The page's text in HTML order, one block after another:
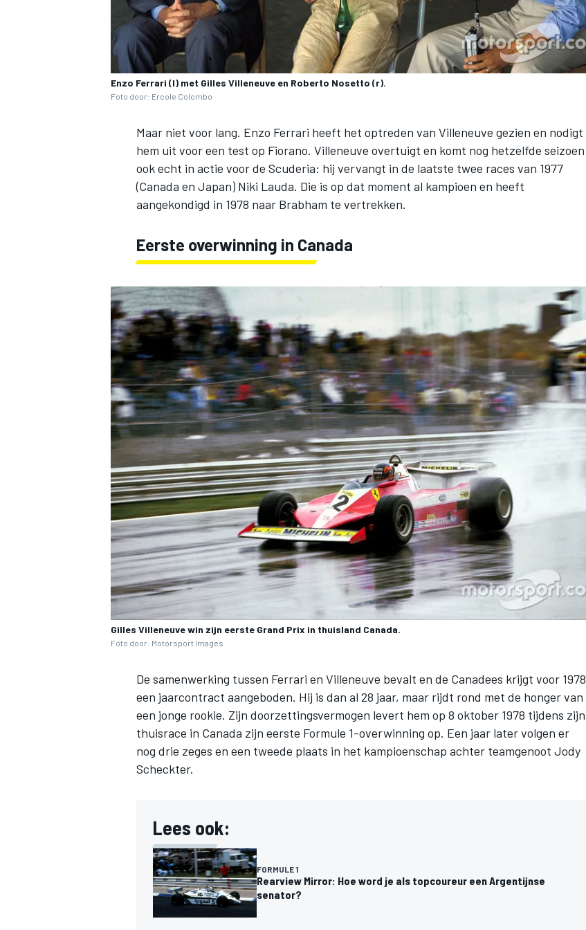
MEER RACEKLASSEN
Enzo Ferrari (l) met Gilles Villeneuve en Roberto Nosetto (r).
Foto door: Ercole Colombo
Maar niet voor lang. Enzo Ferrari heeft het optreden van Villeneuve gezien en nodigt
hem uit voor een test op Fiorano. Villeneuve overtuigt en komt nog hetzelfde seizoen
ook echt in actie voor de Scuderia: hij vervangt in de laatste twee races van 1977
(Canada en Japan) Niki Lauda. Die is op dat moment al kampioen en heeft
aangekondigd in 1978 naar Brabham te vertrekken.
Eerste overwinning in Canada
Gilles Villeneuve win zijn eerste Grand Prix in thuisland Canada.
Foto door: Motorsport Images
De samenwerking tussen Ferrari en Villeneuve bevalt en de Canadees krijgt voor 1978
een jaarcontract aangeboden. Hij is dan al 28 jaar, maar rijdt rond met de honger van
een jonge rookie. Zijn doorzettingsvermogen levert hem op 8 oktober 1978 tijdens zijn
thuisrace in Canada zijn eerste Formule 1-overwinning op. Een jaar later volgen er
nog drie zeges en een tweede plaats in het kampioenschap achter teamgenoot Jody
Scheckter.
Lees ook:
FORMULE 1
Rearview Mirror: Hoe word je als topcoureur een Argentijnse
senator?